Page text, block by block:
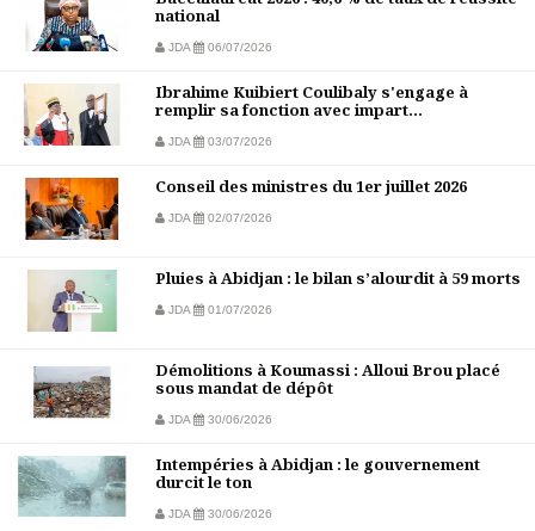
national
JDA 06/07/2026
Ibrahime Kuibiert Coulibaly s'engage à
remplir sa fonction avec impart...
JDA 03/07/2026
Conseil des ministres du 1er juillet 2026
JDA 02/07/2026
Pluies à Abidjan : le bilan s’alourdit à 59 morts
JDA 01/07/2026
Démolitions à Koumassi : Alloui Brou placé
sous mandat de dépôt
JDA 30/06/2026
Intempéries à Abidjan : le gouvernement
durcit le ton
JDA 30/06/2026